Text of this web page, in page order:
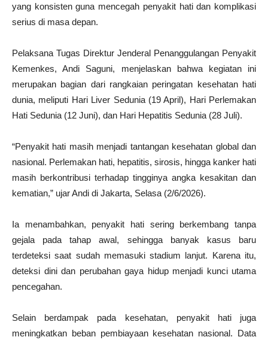
yang konsisten guna mencegah penyakit hati dan komplikasi
serius di masa depan.
Pelaksana Tugas Direktur Jenderal Penanggulangan Penyakit
Kemenkes, Andi Saguni, menjelaskan bahwa kegiatan ini
merupakan bagian dari rangkaian peringatan kesehatan hati
dunia, meliputi Hari Liver Sedunia (19 April), Hari Perlemakan
Hati Sedunia (12 Juni), dan Hari Hepatitis Sedunia (28 Juli).
“Penyakit hati masih menjadi tantangan kesehatan global dan
nasional. Perlemakan hati, hepatitis, sirosis, hingga kanker hati
masih berkontribusi terhadap tingginya angka kesakitan dan
kematian,” ujar Andi di Jakarta, Selasa (2/6/2026).
Ia menambahkan, penyakit hati sering berkembang tanpa
gejala pada tahap awal, sehingga banyak kasus baru
terdeteksi saat sudah memasuki stadium lanjut. Karena itu,
deteksi dini dan perubahan gaya hidup menjadi kunci utama
pencegahan.
Selain berdampak pada kesehatan, penyakit hati juga
meningkatkan beban pembiayaan kesehatan nasional. Data